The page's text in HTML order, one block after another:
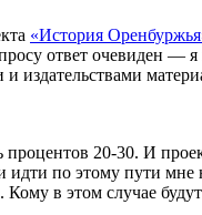
«История
ответ очевиден — я
издательствами
процентов 20-30. И
по этому пути мне
в этом случае